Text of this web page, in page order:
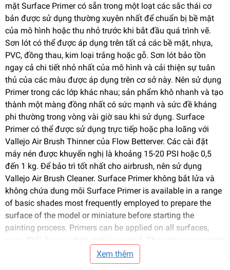
mặt Surface Primer có sẵn trong một loạt các sắc thái cơ
bản được sử dụng thường xuyên nhất để chuẩn bị bề mặt
của mô hình hoặc thu nhỏ trước khi bắt đầu quá trình vẽ.
Sơn lót có thể được áp dụng trên tất cả các bề mặt, nhựa,
PVC, đồng thau, kim loại trắng hoặc gỗ. Sơn lót bảo tồn
ngay cả chi tiết nhỏ nhất của mô hình và cải thiện sự tuân
thủ của các màu được áp dụng trên cơ sở này. Nên sử dụng
Primer trong các lớp khác nhau; sản phẩm khô nhanh và tạo
thành một màng đồng nhất có sức mạnh và sức đề kháng
phi thường trong vòng vài giờ sau khi sử dụng. Surface
Primer có thể được sử dụng trực tiếp hoặc pha loãng với
Vallejo Air Brush Thinner của Flow Betterver. Các cài đặt
máy nén được khuyến nghị là khoảng 15-20 PSI hoặc 0,5
đến 1 kg. Để bảo trì tốt nhất cho airbrush, nên sử dụng
Vallejo Air Brush Cleaner. Surface Primer không bắt lửa và
không chứa dung môi Surface Primer is available in a range
of basic shades most frequently employed to prepare the
surface of the model or miniature before starting the
painting process. Primers can be applied on all surfaces,
resin, PVC, brass, white metal or wood. The primer preserving
even the smallest detail of a model, and improves the
adherence of the colors applied on this base. It is
Xem thêm